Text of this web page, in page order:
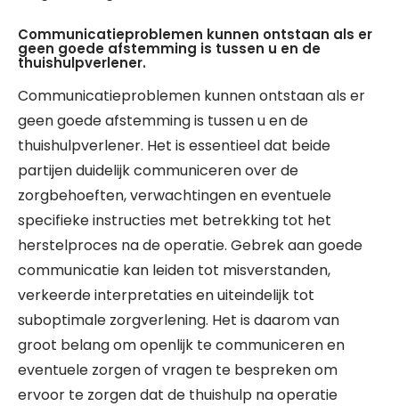
Communicatieproblemen kunnen ontstaan als er
geen goede afstemming is tussen u en de
thuishulpverlener.
Communicatieproblemen kunnen ontstaan als er
geen goede afstemming is tussen u en de
thuishulpverlener. Het is essentieel dat beide
partijen duidelijk communiceren over de
zorgbehoeften, verwachtingen en eventuele
specifieke instructies met betrekking tot het
herstelproces na de operatie. Gebrek aan goede
communicatie kan leiden tot misverstanden,
verkeerde interpretaties en uiteindelijk tot
suboptimale zorgverlening. Het is daarom van
groot belang om openlijk te communiceren en
eventuele zorgen of vragen te bespreken om
ervoor te zorgen dat de thuishulp na operatie